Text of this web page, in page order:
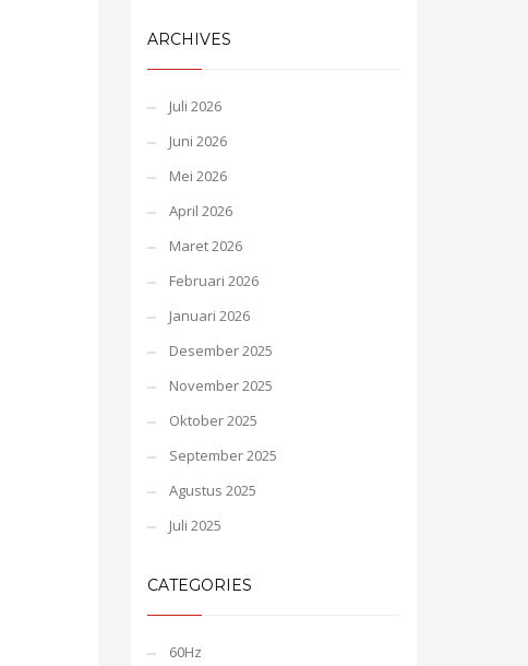
ARCHIVES
Juli 2026
Juni 2026
Mei 2026
April 2026
Maret 2026
Februari 2026
Januari 2026
Desember 2025
November 2025
Oktober 2025
September 2025
Agustus 2025
Juli 2025
CATEGORIES
60Hz